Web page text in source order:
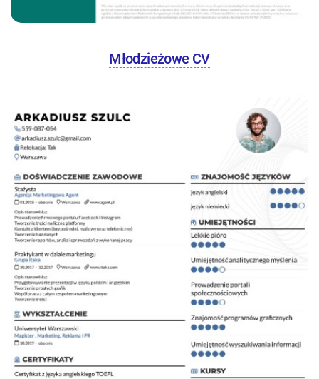
Młodzieżowe CV